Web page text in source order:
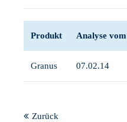
Produkt Analyse vom
Granus 07.02.14
Zurück